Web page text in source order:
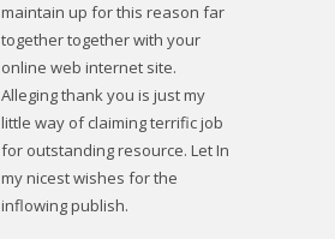
maintain up for this reason far
together together with your
online web internet site.
Alleging thank you is just my
little way of claiming terrific job
for outstanding resource. Let In
my nicest wishes for the
inflowing publish.